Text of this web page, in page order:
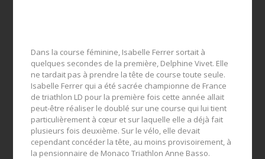
Dans la course féminine, Isabelle Ferrer sortait à
quelques secondes de la première, Delphine Vivet. Elle
ne tardait pas à prendre la tête de course toute seule.
Isabelle Ferrer qui a été sacrée championne de France
de triathlon LD pour la première fois cette année allait
peut-être réaliser le doublé sur une course qui lui tient
particulièrement à cœur et sur laquelle elle a déjà fait
plusieurs fois deuxième. Sur le vélo, elle devait
cependant concéder la tête, au moins provisoirement, à
la pensionnaire de Monaco Triathlon Anne Basso.